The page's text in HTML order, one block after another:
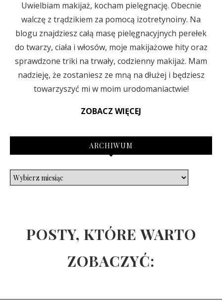
Uwielbiam makijaż, kocham pielęgnację. Obecnie
walczę z trądzikiem za pomocą izotretynoiny. Na
blogu znajdziesz całą masę pielęgnacyjnych perełek
do twarzy, ciała i włosów, moje makijażowe hity oraz
sprawdzone triki na trwały, codzienny makijaż. Mam
nadzieję, że zostaniesz ze mną na dłużej i będziesz
towarzyszyć mi w moim urodomaniactwie!
ZOBACZ WIĘCEJ
ARCHIWUM
POSTY, KTÓRE WARTO
ZOBACZYĆ: